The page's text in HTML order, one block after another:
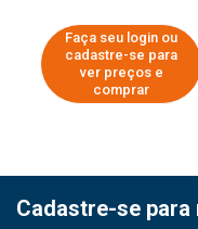
Faça seu login ou
cadastre-se para
ver preços e
comprar
Cadastre-se